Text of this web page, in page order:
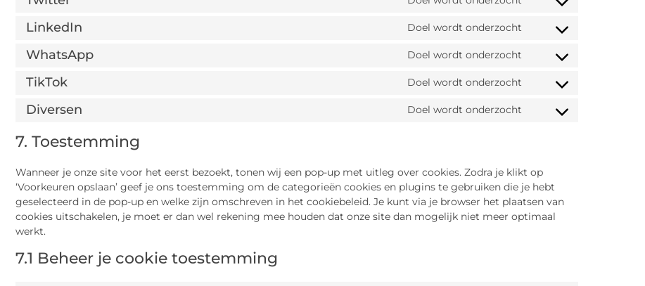
LinkedIn Doel wordt onderzocht
WhatsApp Doel wordt onderzocht
TikTok Doel wordt onderzocht
Diversen Doel wordt onderzocht
7. Toestemming
Wanneer je onze site voor het eerst bezoekt, tonen wij een pop-up met uitleg over cookies. Zodra je klikt op
‘Voorkeuren opslaan’ geef je ons toestemming om de categorieën cookies en plugins te gebruiken die je hebt
geselecteerd in de pop-up en welke zijn omschreven in het cookiebeleid. Je kunt via je browser het plaatsen van
cookies uitschakelen, je moet er dan wel rekening mee houden dat onze site dan mogelijk niet meer optimaal
werkt.
7.1 Beheer je cookie toestemming